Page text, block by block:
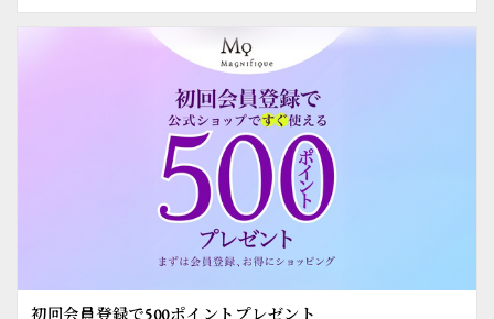
初回会員登録で500ポイントプレゼント